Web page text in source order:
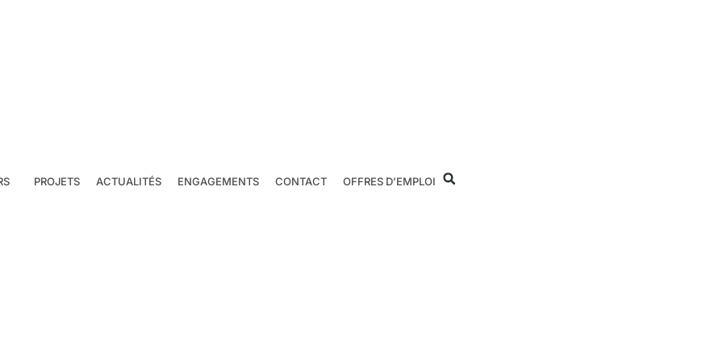
PROJETS ACTUALITÉS ENGAGEMENTS CONTACT OFFRES D’EMPLOI